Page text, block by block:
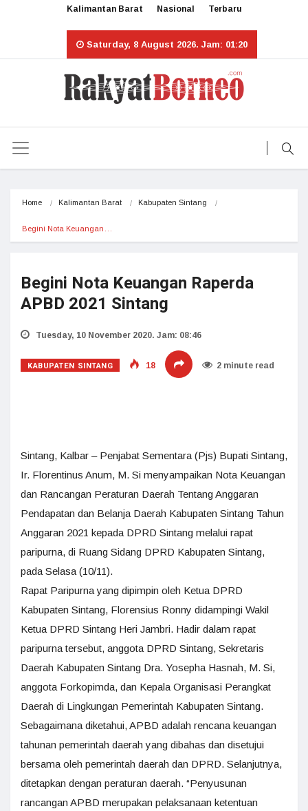
Kalimantan Barat Nasional Terbaru
Saturday, 8 August 2026. Jam: 01:20
Home Kalimantan Barat Kabupaten Sintang
Begini Nota Keuangan…
Begini Nota Keuangan Raperda
APBD 2021 Sintang
Tuesday, 10 November 2020. Jam: 08:46
KABUPATEN SINTANG 18 2 minute read
Sintang, Kalbar – Penjabat Sementara (Pjs) Bupati Sintang,
Ir. Florentinus Anum, M. Si menyampaikan Nota Keuangan
dan Rancangan Peraturan Daerah Tentang Anggaran
Pendapatan dan Belanja Daerah Kabupaten Sintang Tahun
Anggaran 2021 kepada DPRD Sintang melalui rapat
paripurna, di Ruang Sidang DPRD Kabupaten Sintang,
pada Selasa (10/11).
Rapat Paripurna yang dipimpin oleh Ketua DPRD
Kabupaten Sintang, Florensius Ronny didampingi Wakil
Ketua DPRD Sintang Heri Jambri. Hadir dalam rapat
paripurna tersebut, anggota DPRD Sintang, Sekretaris
Daerah Kabupaten Sintang Dra. Yosepha Hasnah, M. Si,
anggota Forkopimda, dan Kepala Organisasi Perangkat
Daerah di Lingkungan Pemerintah Kabupaten Sintang.
Sebagaimana diketahui, APBD adalah rencana keuangan
tahunan pemerintah daerah yang dibahas dan disetujui
bersama oleh pemerintah daerah dan DPRD. Selanjutnya,
ditetapkan dengan peraturan daerah. “Penyusunan
rancangan APBD merupakan pelaksanaan ketentuan